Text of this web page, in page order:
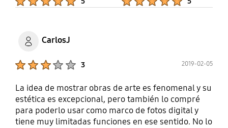
CarlosJ
3 2019-02-05
La idea de mostrar obras de arte es fenomenal y su
estética es excepcional, pero también lo compré
para poderlo usar como marco de fotos digital y
tiene muy limitadas funciones en ese sentido. No lo